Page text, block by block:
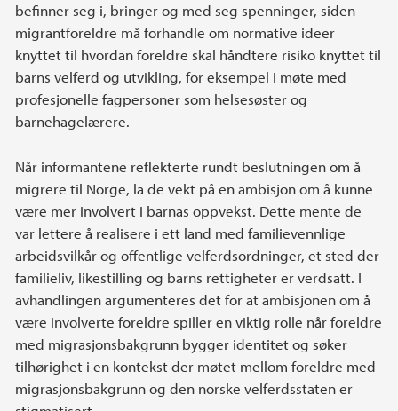
befinner seg i, bringer og med seg spenninger, siden
migrantforeldre må forhandle om normative ideer
knyttet til hvordan foreldre skal håndtere risiko knyttet til
barns velferd og utvikling, for eksempel i møte med
profesjonelle fagpersoner som helsesøster og
barnehagelærere.
Når informantene reflekterte rundt beslutningen om å
migrere til Norge, la de vekt på en ambisjon om å kunne
være mer involvert i barnas oppvekst. Dette mente de
var lettere å realisere i ett land med familievennlige
arbeidsvilkår og offentlige velferdsordninger, et sted der
familieliv, likestilling og barns rettigheter er verdsatt. I
avhandlingen argumenteres det for at ambisjonen om å
være involverte foreldre spiller en viktig rolle når foreldre
med migrasjonsbakgrunn bygger identitet og søker
tilhørighet i en kontekst der møtet mellom foreldre med
migrasjonsbakgrunn og den norske velferdsstaten er